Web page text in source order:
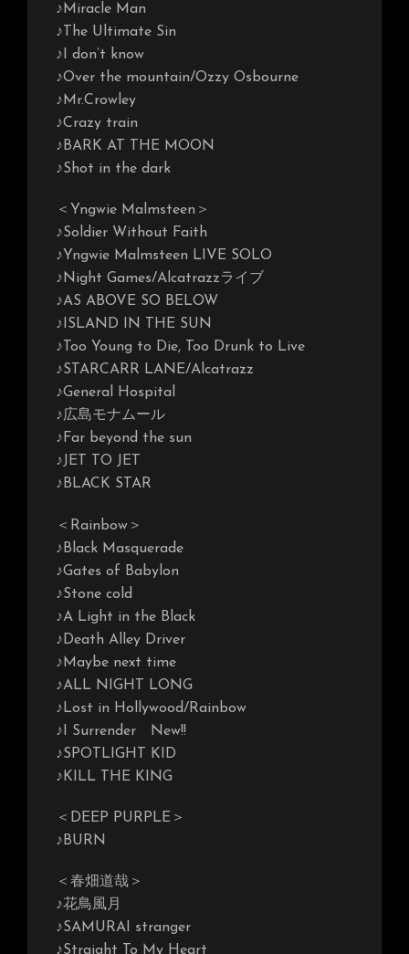
♪Miracle Man
♪The Ultimate Sin
♪I don’t know
♪Over the mountain/Ozzy Osbourne
♪Mr.Crowley
♪Crazy train
♪BARK AT THE MOON
♪Shot in the dark
＜Yngwie Malmsteen＞
♪Soldier Without Faith
♪Yngwie Malmsteen LIVE SOLO
♪Night Games/Alcatrazzライブ
♪AS ABOVE SO BELOW
♪ISLAND IN THE SUN
♪Too Young to Die, Too Drunk to Live
♪STARCARR LANE/Alcatrazz
♪General Hospital
♪広島モナムール
♪Far beyond the sun
♪JET TO JET
♪BLACK STAR
＜Rainbow＞
♪Black Masquerade
♪Gates of Babylon
♪Stone cold
♪A Light in the Black
♪Death Alley Driver
♪Maybe next time
♪ALL NIGHT LONG
♪Lost in Hollywood/Rainbow
♪I Surrender New!!
♪SPOTLIGHT KID
♪KILL THE KING
＜DEEP PURPLE＞
♪BURN
＜春畑道哉＞
♪花鳥風月
♪SAMURAI stranger
♪Straight To My Heart